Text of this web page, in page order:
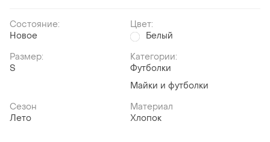
Состояние:
Новое
Цвет:
Белый
Размер:
S
Категории:
Футболки
Майки и футболки
Сезон
Лето
Материал
Хлопок